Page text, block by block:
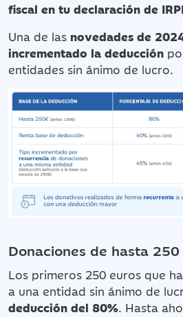
ﬁscal en tu declaración de
Una de las novedades de
incrementado la deducción
entidades sin ánimo de lucro.
Donaciones de hasta 250
Los primeros 250 euros que
a una entidad sin ánimo de
deducción del 80%. Hasta